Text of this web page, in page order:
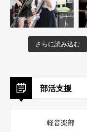
さらに読み込む
部活支援
軽音楽部